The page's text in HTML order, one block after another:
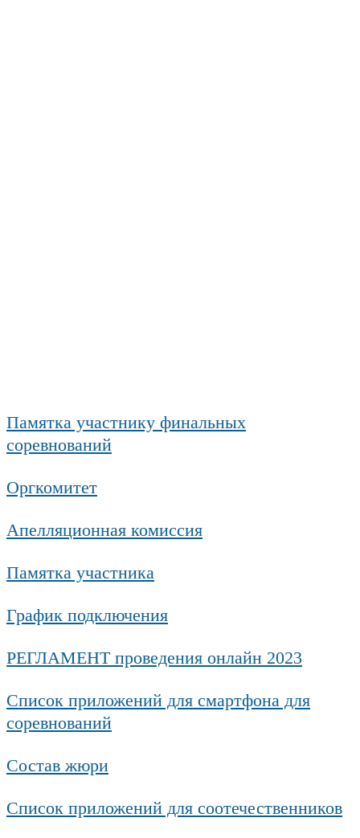
Памятка участнику финальных
соревнований
Оргкомитет
Апелляционная комиссия
Памятка участника
График подключения
РЕГЛАМЕНТ проведения онлайн 2023
Список приложений для смартфона для
соревнований
Состав жюри
Список приложений для соотечественников